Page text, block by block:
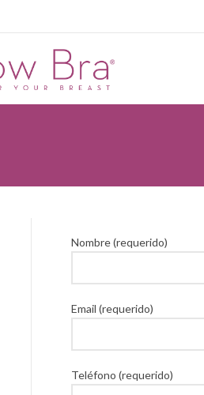
Nombre (requerido)
Email (requerido)
Teléfono (requerido)